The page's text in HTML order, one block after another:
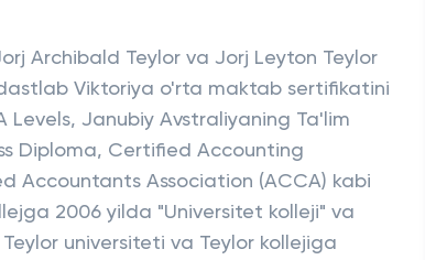
Archibald Teylor va Jorj Leyton Teylor
Viktoriya o'rta maktab sertifikatini
Levels, Janubiy Avstraliyaning Ta'lim
Diploma, Certified Accounting
Accountants Association (ACCA) kabi
2006 yilda "Universitet kolleji" va
universiteti va Teylor kollejiga